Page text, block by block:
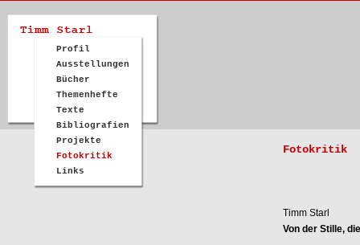
Profil
Ausstellungen
Bücher
Themenhefte
Texte
Bibliografien
Projekte
Fotokritik
Links
Fotokritik
Timm Starl
Von der Stille,